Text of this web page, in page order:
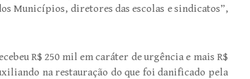
Municípios, diretores das escolas e sindicatos”,
R$ 250 mil em caráter de urgência e mais R$
na restauração do que foi danificado pela